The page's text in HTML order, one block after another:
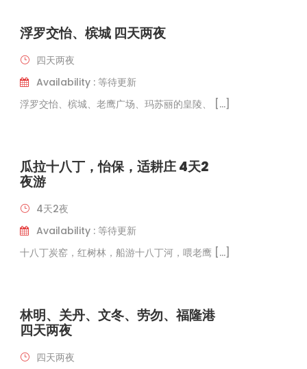
浮罗交怡、槟城 四天两夜
四天两夜
Availability : 等待更新
浮罗交怡、槟城、老鹰广场、玛苏丽的皇陵、 […]
瓜拉十八丁，怡保，适耕庄 4天2
夜游
4天2夜
Availability : 等待更新
十八丁炭窑，红树林，船游十八丁河，喂老鹰 […]
林明、关丹、文冬、劳勿、福隆港
四天两夜
四天两夜